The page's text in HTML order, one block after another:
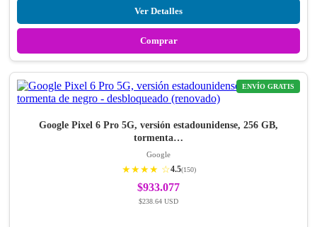
Ver Detalles
Comprar
ENVÍO GRATIS
Google Pixel 6 Pro 5G, versión estadounidense, 256 GB,
tormenta…
Google
★★★★ ☆4.5(150)
$933.077
$238.64 USD